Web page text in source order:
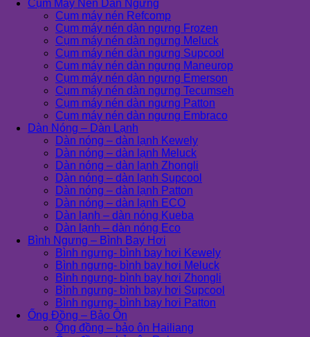
Cụm Máy Nén Dàn Ngưng
Cụm máy nén Refcomp
Cụm máy nén dàn ngưng Frozen
Cụm máy nén dàn ngưng Meluck
Cụm máy nén dàn ngưng Supcool
Cụm máy nén dàn ngưng Maneurop
Cụm máy nén dàn ngưng Emerson
Cụm máy nén dàn ngưng Tecumseh
Cụm máy nén dàn ngưng Patton
Cụm máy nén dàn ngưng Embraco
Dàn Nóng – Dàn Lạnh
Dàn nóng – dàn lạnh Kewely
Dàn nóng – dàn lạnh Meluck
Dàn nóng – dàn lạnh Zhongli
Dàn nóng – dàn lạnh Supcool
Dàn nóng – dàn lạnh Patton
Dàn nóng – dàn lạnh ECO
Dàn lạnh – dàn nóng Kueba
Dàn lạnh – dàn nóng Eco
Bình Ngưng – Bình Bay Hơi
Bình ngưng- bình bay hơi Kewely
Bình ngưng- bình bay hơi Meluck
Bình ngưng- bình bay hơi Zhongli
Bình ngưng- bình bay hơi Supcool
Bình ngưng- bình bay hơi Patton
Ống Đồng – Bảo Ôn
Ống đồng – bảo ôn Hailiang